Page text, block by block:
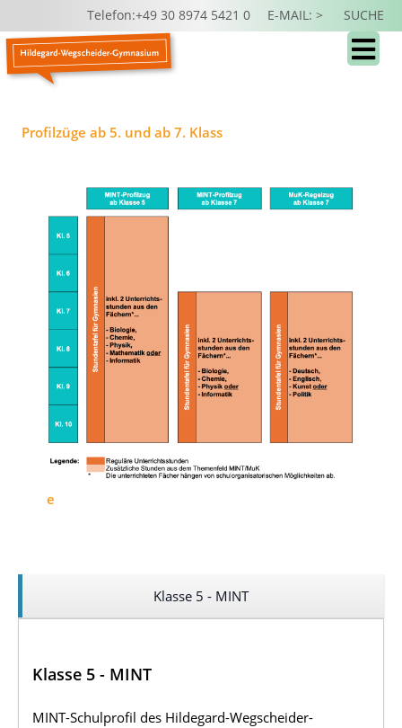
Telefon:+49 30 8974 5421 0 E-MAIL: > SUCHE
Profilzüge ab 5. und ab 7. Klass
e
Klasse 5 - MINT
Klasse 5 - MINT
MINT-Schulprofil des Hildegard-Wegscheider-